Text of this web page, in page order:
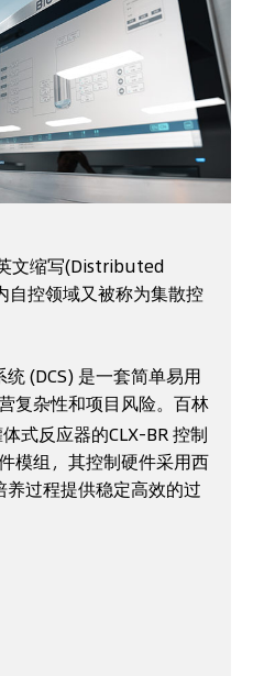
文缩写(Distributed
控领域又被称为集散控
(DCS) 是一套简单易用
复杂性和项目风险。百林
式反应器的CLX-BR 控制
模组，其控制硬件采用西
养过程提供稳定高效的过